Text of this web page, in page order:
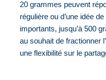
20 grammes peuvent
régulière ou d’une idée
importants, jusqu’à 500
au souhait de fractionner
une flexibilité sur le